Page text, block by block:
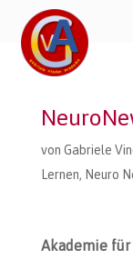
von Gabriele
Lernen, Neuro
Akademie